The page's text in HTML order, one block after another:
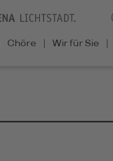
Chöre Wir für Sie